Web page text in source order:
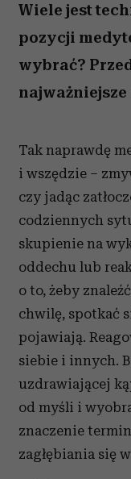
Wiele jest
pozycji
wybrać?
Tak naprawdę
i wszędzie –
czy jadąc
codziennych
skupienie na
oddechu lub
o to, żeby
chwilę, spotkać
pojawiają.
siebie i innych.
uzdrawiającej
od myśli i
znaczenie
zagłębiania się